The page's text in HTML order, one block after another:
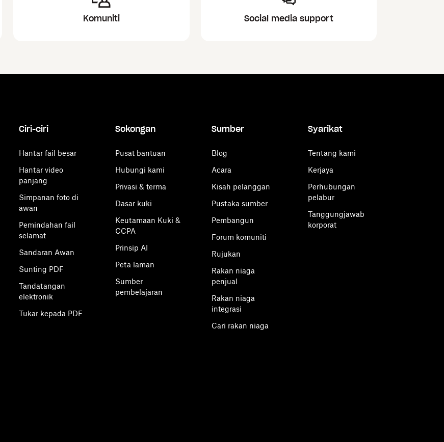
Komuniti Social media support
Ciri-ciri
Hantar fail besar
Hantar video
panjang
Simpanan foto di
awan
Pemindahan fail
selamat
Sandaran Awan
Sunting PDF
Tandatangan
elektronik
Tukar kepada PDF
Sokongan
Pusat bantuan
Hubungi kami
Privasi & terma
Dasar kuki
Keutamaan Kuki &
CCPA
Prinsip AI
Peta laman
Sumber
pembelajaran
Sumber
Blog
Acara
Kisah pelanggan
Pustaka sumber
Pembangun
Forum komuniti
Rujukan
Rakan niaga
penjual
Rakan niaga
integrasi
Cari rakan niaga
Syarikat
Tentang kami
Kerjaya
Perhubungan
pelabur
Tanggungjawab
korporat